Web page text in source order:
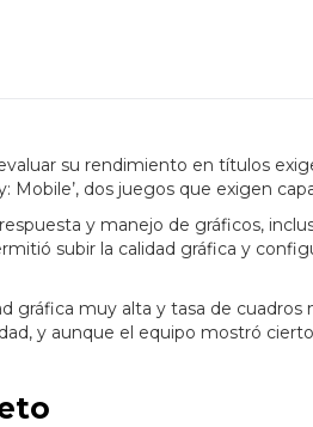
su rendimiento en títulos
Mobile’, dos juegos que exigen
y manejo de gráficos,
subir la calidad gráfica y
gráfica muy alta y tasa de cuadros
y aunque el equipo mostró